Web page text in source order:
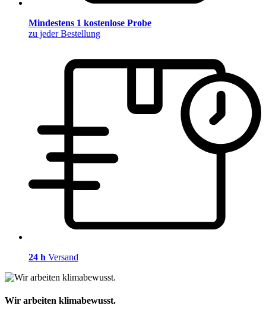
Mindestens 1 kostenlose Probe
zu jeder Bestellung
24 h Versand
Wir arbeiten klimabewusst.